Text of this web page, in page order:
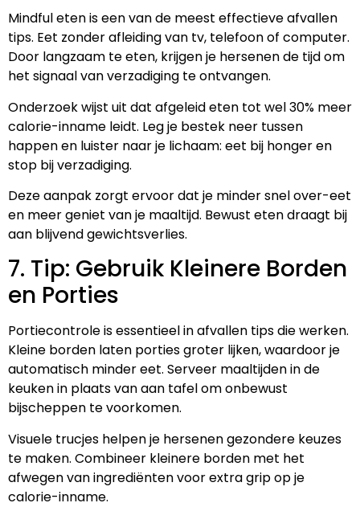
Mindful eten is een van de meest effectieve afvallen
tips. Eet zonder afleiding van tv, telefoon of computer.
Door langzaam te eten, krijgen je hersenen de tijd om
het signaal van verzadiging te ontvangen.
Onderzoek wijst uit dat afgeleid eten tot wel 30% meer
calorie-inname leidt. Leg je bestek neer tussen
happen en luister naar je lichaam: eet bij honger en
stop bij verzadiging.
Deze aanpak zorgt ervoor dat je minder snel over-eet
en meer geniet van je maaltijd. Bewust eten draagt bij
aan blijvend gewichtsverlies.
7. Tip: Gebruik Kleinere Borden
en Porties
Portiecontrole is essentieel in afvallen tips die werken.
Kleine borden laten porties groter lijken, waardoor je
automatisch minder eet. Serveer maaltijden in de
keuken in plaats van aan tafel om onbewust
bijscheppen te voorkomen.
Visuele trucjes helpen je hersenen gezondere keuzes
te maken. Combineer kleinere borden met het
afwegen van ingrediënten voor extra grip op je
calorie-inname.